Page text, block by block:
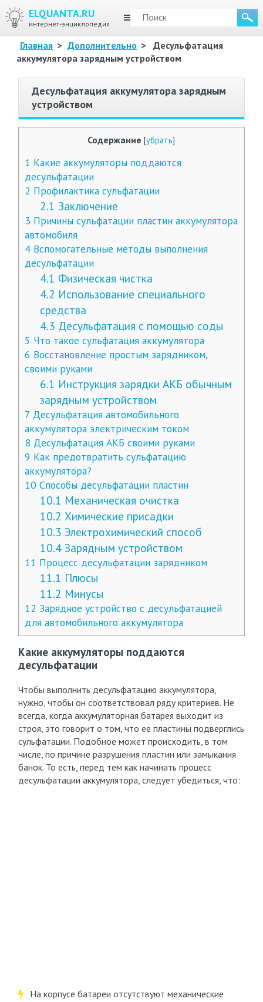
ELQUANTA.RU
интернет-энциклопедия
МЕНЮ
Главная > Дополнительно >
Десульфатация
аккумулятора зарядным устройством
Десульфатация аккумулятора зарядным
устройством
Содержание [убрать]
1 Какие аккумуляторы поддаются
десульфатации
2 Профилактика сульфатации
2.1 Заключение
3 Причины сульфатации пластин аккумулятора
автомобиля
4Вспомогательные методы выполнения
десульфатации
4.1 Физическая чистка
4.2 Использование специального
средства
4.3 Десульфатация с помощью соды
5 Что такое сульфатация аккумулятора
6 Восстановление простым зарядником,
своими руками
6.1 Инструкция зарядки АКБ обычным
зарядным устройством
7 Десульфатация автомобильного
аккумулятора электрическим током
8 Десульфатация АКБ своими руками
9 Как предотвратить сульфатацию
аккумулятора?
10Способы десульфатации пластин
10.1 Механическая очистка
10.2 Химические присадки
10.3 Электрохимический способ
10.4 Зарядным устройством
11 Процесс десульфатации зарядником
11.1 Плюсы
11.2 Минусы
12 Зарядное устройство с десульфатацией
для автомобильного аккумулятора
Какие аккумуляторы поддаются
десульфатации
Чтобы выполнить десульфатацию аккумулятора,
нужно, чтобы он соответствовал ряду критериев. Не
всегда, когда аккумуляторная батарея выходит из
строя, это говорит о том, что ее пластины подверглись
сульфатации. Подобное может происходить, в том
числе, по причине разрушения пластин или замыкания
банок. То есть, перед тем как начинать процесс
десульфатации аккумулятора, следует убедиться, что:
На корпусе батареи отсутствуют механические